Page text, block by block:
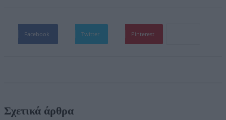
Facebook Twitter Pinterest
Σχετικά άρθρα